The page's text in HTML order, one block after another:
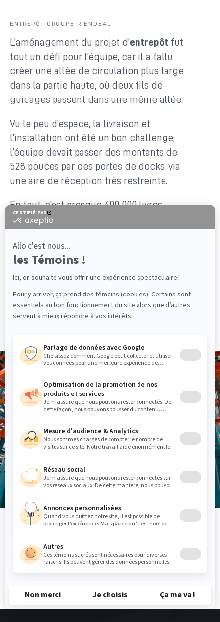
ENTREPÔT GROUPE RIENDEAU
L’aménagement du projet d’entrepôt fut
tout un défi pour l’équipe, car il a fallu
créer une allée de circulation plus large
dans la partie haute, où deux fils de
guidages passent dans une même allée.
Vu le peu d’espace, la livraison et
l’installation ont été un bon challenge;
l’équipe devait passer des montants de
528 pouces par des portes de docks, via
une aire de réception très restreinte.
En tout, c’est presque 400 000 livres
d’acier, pour un total de 3 624 positions
Un gros projet comprenant plusieurs
défis que nous avons livré et installé
client!